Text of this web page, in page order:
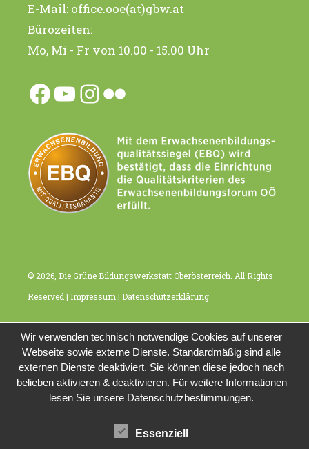
E-Mail: office.ooe(at)gbw.at
Bürozeiten:
Mo, Mi - Fr von 10.00 - 15.00 Uhr
Facebook
YouTube
Instagram
Flickr
© 2026, Die Grüne Bildungswerkstatt Oberösterreich. All Rights
Reserved | Impressum | Datenschutzerklärung
Wir verwenden technisch notwendige Cookies auf unserer
Webseite sowie externe Dienste. Standardmäßig sind alle
externen Dienste deaktiviert. Sie können diese jedoch nach
belieben aktivieren & deaktivieren. Für weitere Informationen
lesen Sie unsere Datenschutzbestimmungen.
Essenziell